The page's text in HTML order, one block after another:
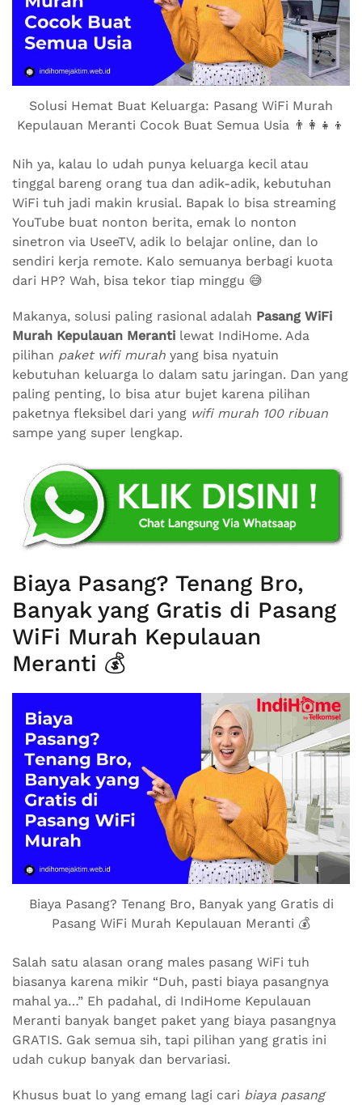
Solusi Hemat Buat Keluarga: Pasang WiFi Murah
Kepulauan Meranti Cocok Buat Semua Usia 👨‍👩‍👧‍👦
Nih ya, kalau lo udah punya keluarga kecil atau
tinggal bareng orang tua dan adik-adik, kebutuhan
WiFi tuh jadi makin krusial. Bapak lo bisa streaming
YouTube buat nonton berita, emak lo nonton
sinetron via UseeTV, adik lo belajar online, dan lo
sendiri kerja remote. Kalo semuanya berbagi kuota
dari HP? Wah, bisa tekor tiap minggu 😅
Makanya, solusi paling rasional adalah Pasang WiFi
Murah Kepulauan Meranti lewat IndiHome. Ada
pilihan paket wifi murah yang bisa nyatuin
kebutuhan keluarga lo dalam satu jaringan. Dan yang
paling penting, lo bisa atur bujet karena pilihan
paketnya fleksibel dari yang wifi murah 100 ribuan
sampe yang super lengkap.
Biaya Pasang? Tenang Bro,
Banyak yang Gratis di Pasang
WiFi Murah Kepulauan
Meranti 💰
Biaya Pasang? Tenang Bro, Banyak yang Gratis di
Pasang WiFi Murah Kepulauan Meranti 💰
Salah satu alasan orang males pasang WiFi tuh
biasanya karena mikir “Duh, pasti biaya pasangnya
mahal ya…” Eh padahal, di IndiHome Kepulauan
Meranti banyak banget paket yang biaya pasangnya
GRATIS. Gak semua sih, tapi pilihan yang gratis ini
udah cukup banyak dan bervariasi.
Khusus buat lo yang emang lagi cari biaya pasang